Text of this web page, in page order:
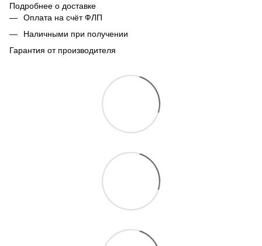
Подробнее о доставке
Оплата на счёт ФЛП
Наличными при получении
Гарантия от производителя